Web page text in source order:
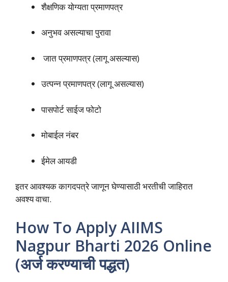
शैक्षणिक योग्यता प्रमाणपत्र
अनुभव असल्याचा पुरावा
जात प्रमाणपत्र (लागू असल्यास)
उत्पन्न प्रमाणपत्र (लागू असल्यास)
पासपोर्ट साईज फोटो
मोबाईल नंबर
ईमेल आयडी
इतर आवश्यक कागदपत्रे जाणून घेण्यासाठी भरतीची जाहिरात
अवश्य वाचा.
How To Apply AIIMS
Nagpur Bharti 2026 Online
(अर्ज करण्याची पद्धत)